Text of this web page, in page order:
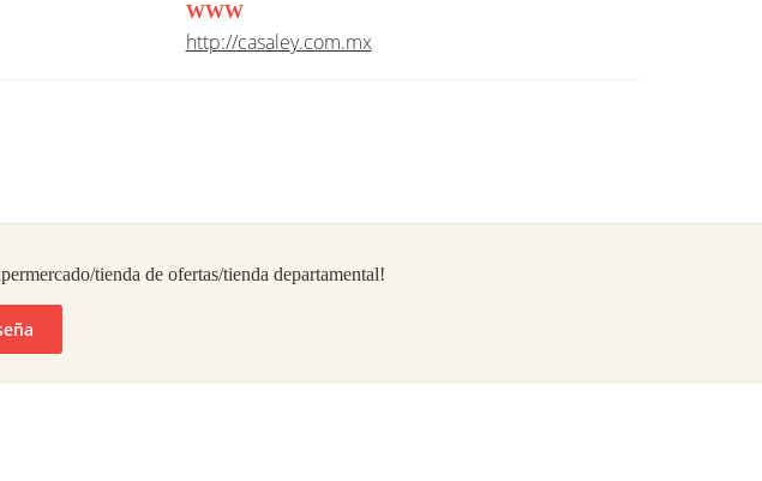
WWW
http://casaley.com.mx
tienda de ofertas/tienda departamental!